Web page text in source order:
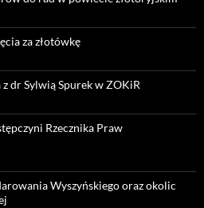
za złotówkę
dr Sylwią Spurek w ZOKiR
Rzecznika Praw
Wyszyńskiego oraz okolic